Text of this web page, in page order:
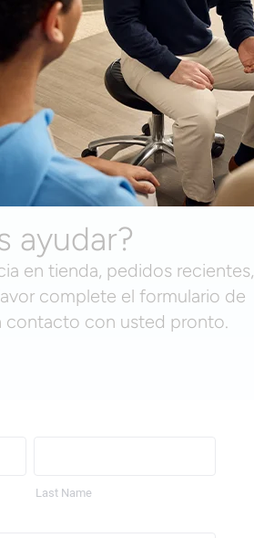
ayudar?
en tienda, pedidos recientes,
complete el formulario de
contacto con usted pronto.